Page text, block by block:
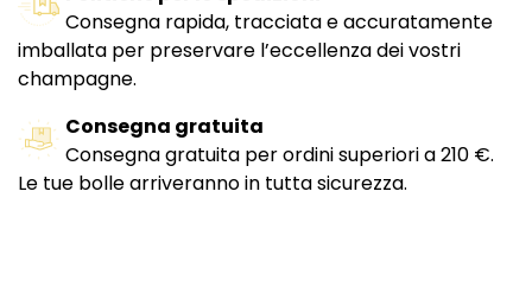
Consegna rapida, tracciata e accuratamente
imballata per preservare l’eccellenza dei vostri
champagne.
Consegna gratuita
Consegna gratuita per ordini superiori a 210 €.
Le tue bolle arriveranno in tutta sicurezza.